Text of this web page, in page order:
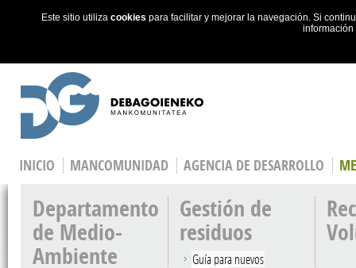
Este sitio utiliza cookies para facilitar y mejorar la navegación. Si
INICIO MANCOMUNIDAD AGENCIA DE DESARROLLO
Departamento
de Medio-
Ambiente
Gestión de
residuos
Guía para nuevos